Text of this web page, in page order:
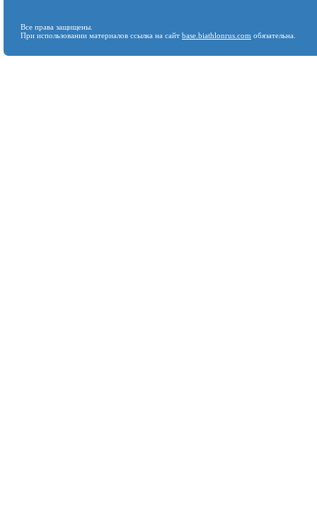
Все права защищены.
При использовании материалов ссылка на сайт base.biathlonrus.com обязательна.